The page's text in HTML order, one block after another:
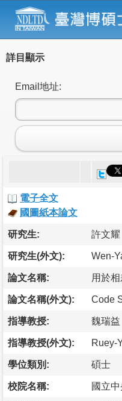
詳目顯示
Email地址:
電子全文
國圖紙本論文
研究生: 許文耀
研究生(外文): Wen-
論文名稱: 用於
論文名稱(外文): Code
指導教授: 魏瑞益
指導教授(外文): Ruey-
學位類別: 碩士
校院名稱: 國立